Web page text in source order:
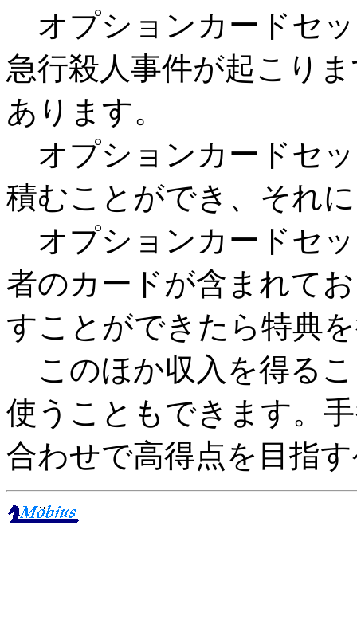
オプションカードセ
急行殺人事件が起こり
あります。
オプションカードセ
積むことができ、それ
オプションカードセ
者のカードが含まれて
すことができたら特典
このほか収入を得る
使うこともできます。
合わせで高得点を目指